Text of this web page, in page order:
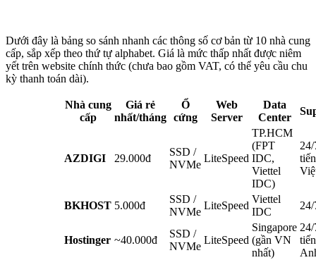
Dưới đây là bảng so sánh nhanh các thông số cơ bản từ 10 nhà cung
cấp, sắp xếp theo thứ tự alphabet. Giá là mức thấp nhất được niêm
yết trên website chính thức (chưa bao gồm VAT, có thể yêu cầu chu
kỳ thanh toán dài).
Nhà cung
cấp
Giá rẻ
nhất/tháng
Ổ
cứng
Web
Server
Data
Center
AZDIGI 29.000đ
SSD /
NVMe
LiteSpeed
TP.HCM
(FPT
IDC,
Viettel
IDC)
24/
BKHOST 5.000đ
SSD /
NVMe
LiteSpeed
Viettel
IDC
24/
Hostinger ~40.000đ
SSD /
NVMe
LiteSpeed
Singapore
(gần VN
nhất)
24/